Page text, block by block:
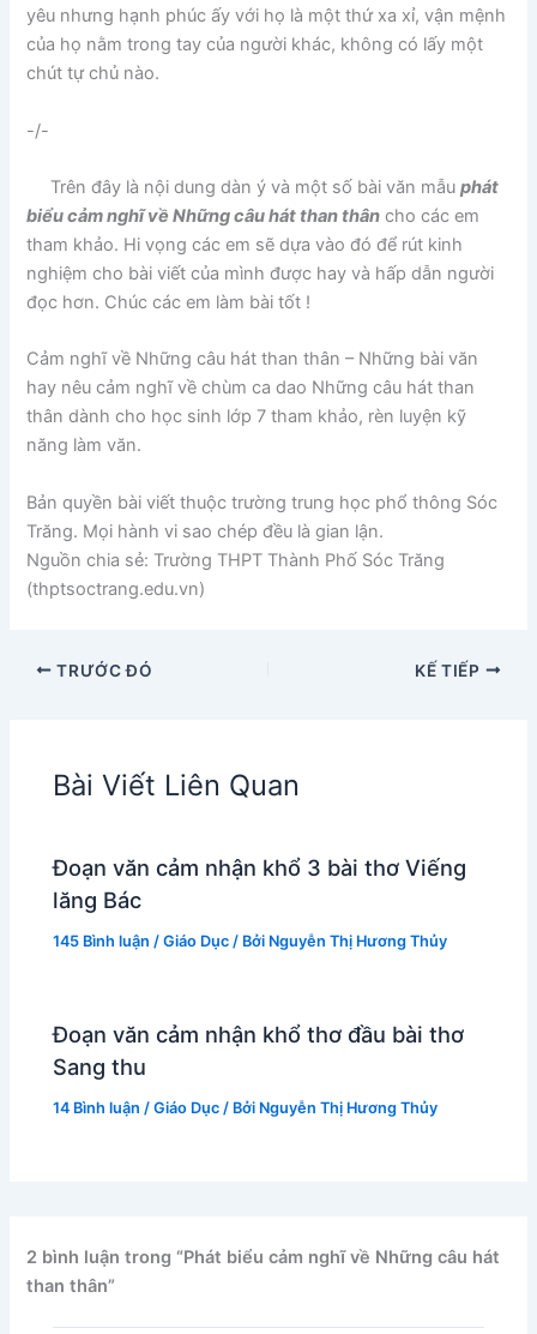
yêu nhưng hạnh phúc ấy với họ là một thứ xa xỉ, vận mệnh
của họ nằm trong tay của người khác, không có lấy một
chút tự chủ nào.
-/-
Trên đây là nội dung dàn ý và một số bài văn mẫuphát
biểu cảm nghĩ về Những câu hát than thân cho các em
tham khảo. Hi vọng các em sẽ dựa vào đó để rút kinh
nghiệm cho bài viết của mình được hay và hấp dẫn người
đọc hơn. Chúc các em làm bài tốt !
Cảm nghĩ về Những câu hát than thân – Những bài văn
hay nêu cảm nghĩ về chùm ca dao Những câu hát than
thân dành cho học sinh lớp 7 tham khảo, rèn luyện kỹ
năng làm văn.
Bản quyền bài viết thuộc trường trung học phổ thông Sóc
Trăng. Mọi hành vi sao chép đều là gian lận.
Nguồn chia sẻ: Trường THPT Thành Phố Sóc Trăng
(thptsoctrang.edu.vn)
TRƯỚC ĐÓ KẾ TIẾP
Bài Viết Liên Quan
Đoạn văn cảm nhận khổ 3 bài thơ Viếng
lăng Bác
145 Bình luận /Giáo Dục / Bởi Nguyễn Thị Hương Thủy
Đoạn văn cảm nhận khổ thơ đầu bài thơ
Sang thu
14 Bình luận /Giáo Dục / Bởi Nguyễn Thị Hương Thủy
2 bình luận trong “Phát biểu cảm nghĩ về Những câu hát
than thân”